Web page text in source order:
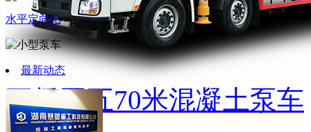
水平定向钻
最新动态
五桥国五70米混凝土泵车